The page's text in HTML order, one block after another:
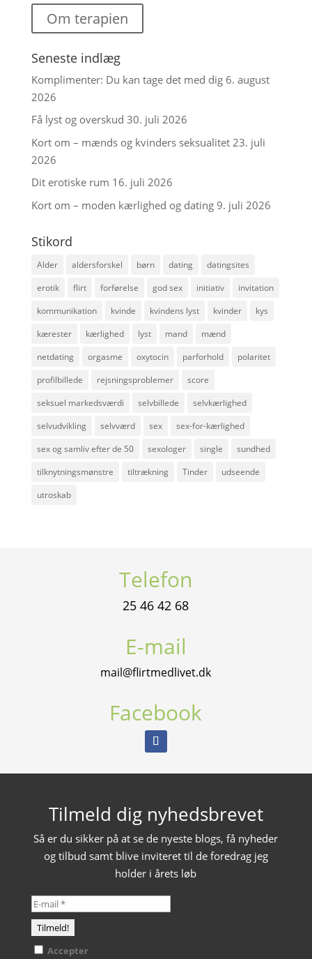
Om terapien
Seneste indlæg
Komplimenter: Du kan tage det med dig 6. august
2026
Få lyst og overskud 30. juli 2026
Kort om – mænds og kvinders seksualitet 23. juli
2026
Dit erotiske rum 16. juli 2026
Kort om – moden kærlighed og dating 9. juli 2026
Stikord
Alder aldersforskel børn dating
datingsites
erotik
flirt forførelse god sex initiativ
invitation
kommunikation
kvinde kvindens lyst kvinder
kys
kærester
kærlighed lyst mand
mænd
netdating
orgasme oxytocin parforhold
polaritet
profilbillede
rejsningsproblemer
score
seksuel markedsværdi
selvbillede
selvkærlighed
selvudvikling
selvværd sex
sex-for-kærlighed
sex og samliv efter de 50
sexologer single
sundhed
tilknytningsmønstre
tiltrækning Tinder
udseende
utroskab
Telefon
25 46 42 68
E-mail
mail@flirtmedlivet.dk
Facebook
Tilmeld dig nyhedsbrevet
Så er du sikker på at se de nyeste blogs, få nyheder
og tilbud samt blive inviteret til de foredrag jeg
holder i årets løb
Accepter